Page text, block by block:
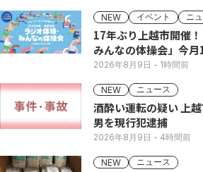
NEW イベント ニ
17年ぶり上越市開催
みんなの体操会」今
2026年8月9日 - 1時間前
NEW ニュース
酒酔い運転の疑い 上
男を現行犯逮捕
2026年8月9日 - 4時間前
NEW ニュース